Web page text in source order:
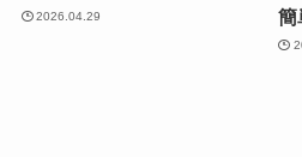
2026.04.29
簡